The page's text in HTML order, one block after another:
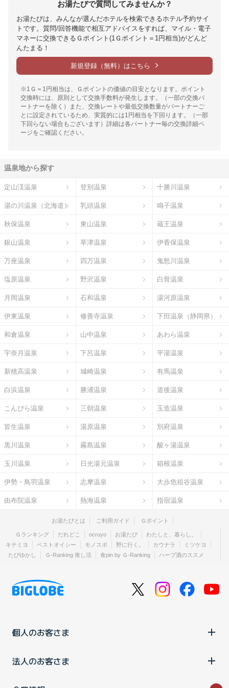
お湯たびで質問してみませんか？
お湯たびは、みんなが選んだホテルを検索できるホテル予約サイ
トです。質問/回答機能で相互アドバイスをすれば、マイル・電子
マネーに交換できるＧポイント(1Ｇポイント＝1円相当)がどんど
んたまる！
新規登録（無料）はこちら
※1Ｇ＝1円相当は、Ｇポイントの価値の目安となります。ポイント
交換時には、原則として交換手数料が発生します。（一部の交換パ
ートナーを除く）また、交換レートや最低交換数量がパートナーご
とに設定されているため、実質的には1円相当を下回ります。（一部
下回らない場合もございます）詳細は各パートナー毎の交換詳細ペ
ージをご確認ください。
温泉地から探す
定山渓温泉 登別温泉 十勝川温泉
湯の川温泉（北海道） 乳頭温泉 鳴子温泉
秋保温泉 東山温泉 蔵王温泉
銀山温泉 草津温泉 伊香保温泉
万座温泉 四万温泉 鬼怒川温泉
塩原温泉 野沢温泉 白骨温泉
月岡温泉 石和温泉 湯河原温泉
伊東温泉 修善寺温泉 下田温泉（静岡県）
和倉温泉 山中温泉 あわら温泉
宇奈月温泉 下呂温泉 平湯温泉
新穂高温泉 城崎温泉 有馬温泉
白浜温泉 勝浦温泉 道後温泉
こんぴら温泉 三朝温泉 玉造温泉
皆生温泉 湯原温泉 別府温泉
黒川温泉 霧島温泉 酸ヶ湯温泉
玉川温泉 日光湯元温泉 箱根温泉
伊勢・鳥羽温泉 志摩温泉 大歩危祖谷温泉
由布院温泉 熱海温泉 指宿温泉
お湯たびとは ご利用ガイド Ｇポイント
Ｇランキング だれどこ ocruyo お湯たび
わたしと、暮らし。
キテミヨ
ベストオイシー モノスポ 野に行く。 カウナラ
ミツケヨ
たびゆかし
Ｇ-Ranking 推し活 食pin by Ｇ-Ranking ハーブ酒のススメ
個人のお客さま
法人のお客さま